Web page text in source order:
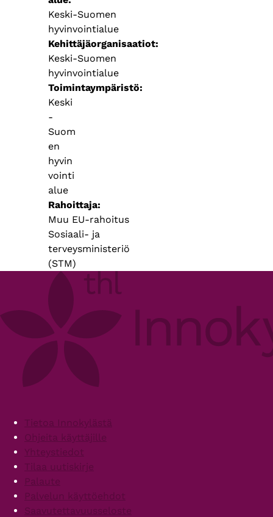
Keski-Suomen
hyvinvointialue
Kehittäjäorganisaatiot
Keski-Suomen
hyvinvointialue
Toimintaympäristö
Keski
-
Suom
en
hyvin
vointi
alue
Rahoittaja
Muu EU-rahoitus
Sosiaali- ja
terveysministeriö
(STM)
FooterTietoa Innokylästä
Ohjeita käyttäjille
Yhteystiedot
Tilaa uutiskirje
Palaute
Palvelun käyttöehdot
Saavutettavuusseloste